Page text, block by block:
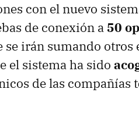
con el nuevo
de conexión a 50
se irán sumando otros
el sistema ha sido
de las compañías